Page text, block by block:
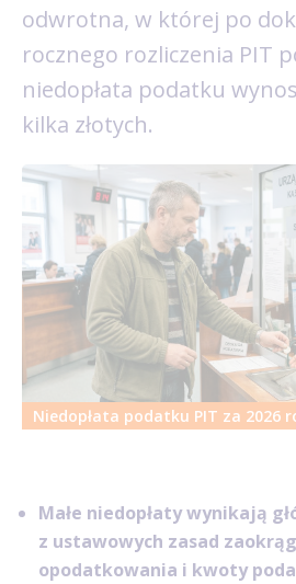
odwrotna, w której po
rocznego rozliczenia PIT
niedopłata podatku
kilka złotych.
Niedopłata podatku PIT za 2026
Małe niedopłaty wynikają
z ustawowych zasad
opodatkowania i kwoty